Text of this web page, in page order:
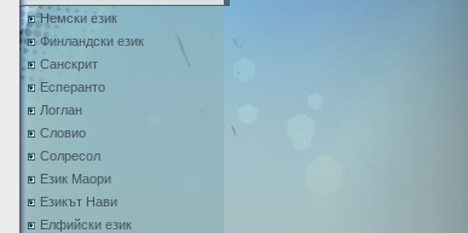
Немски език
Финландски език
Санскрит
Есперанто
Логлан
Словио
Солресол
Език Маори
Езикът Нави
Елфийски език